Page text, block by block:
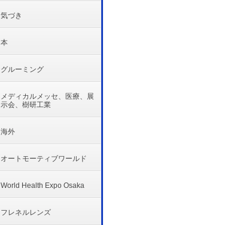
気づき
本
グルーミング
メディカルメッセ、医療、展
示会、樹研工業
海外
オートモーティブワールド
World Health Expo Osaka
フレネルレンズ